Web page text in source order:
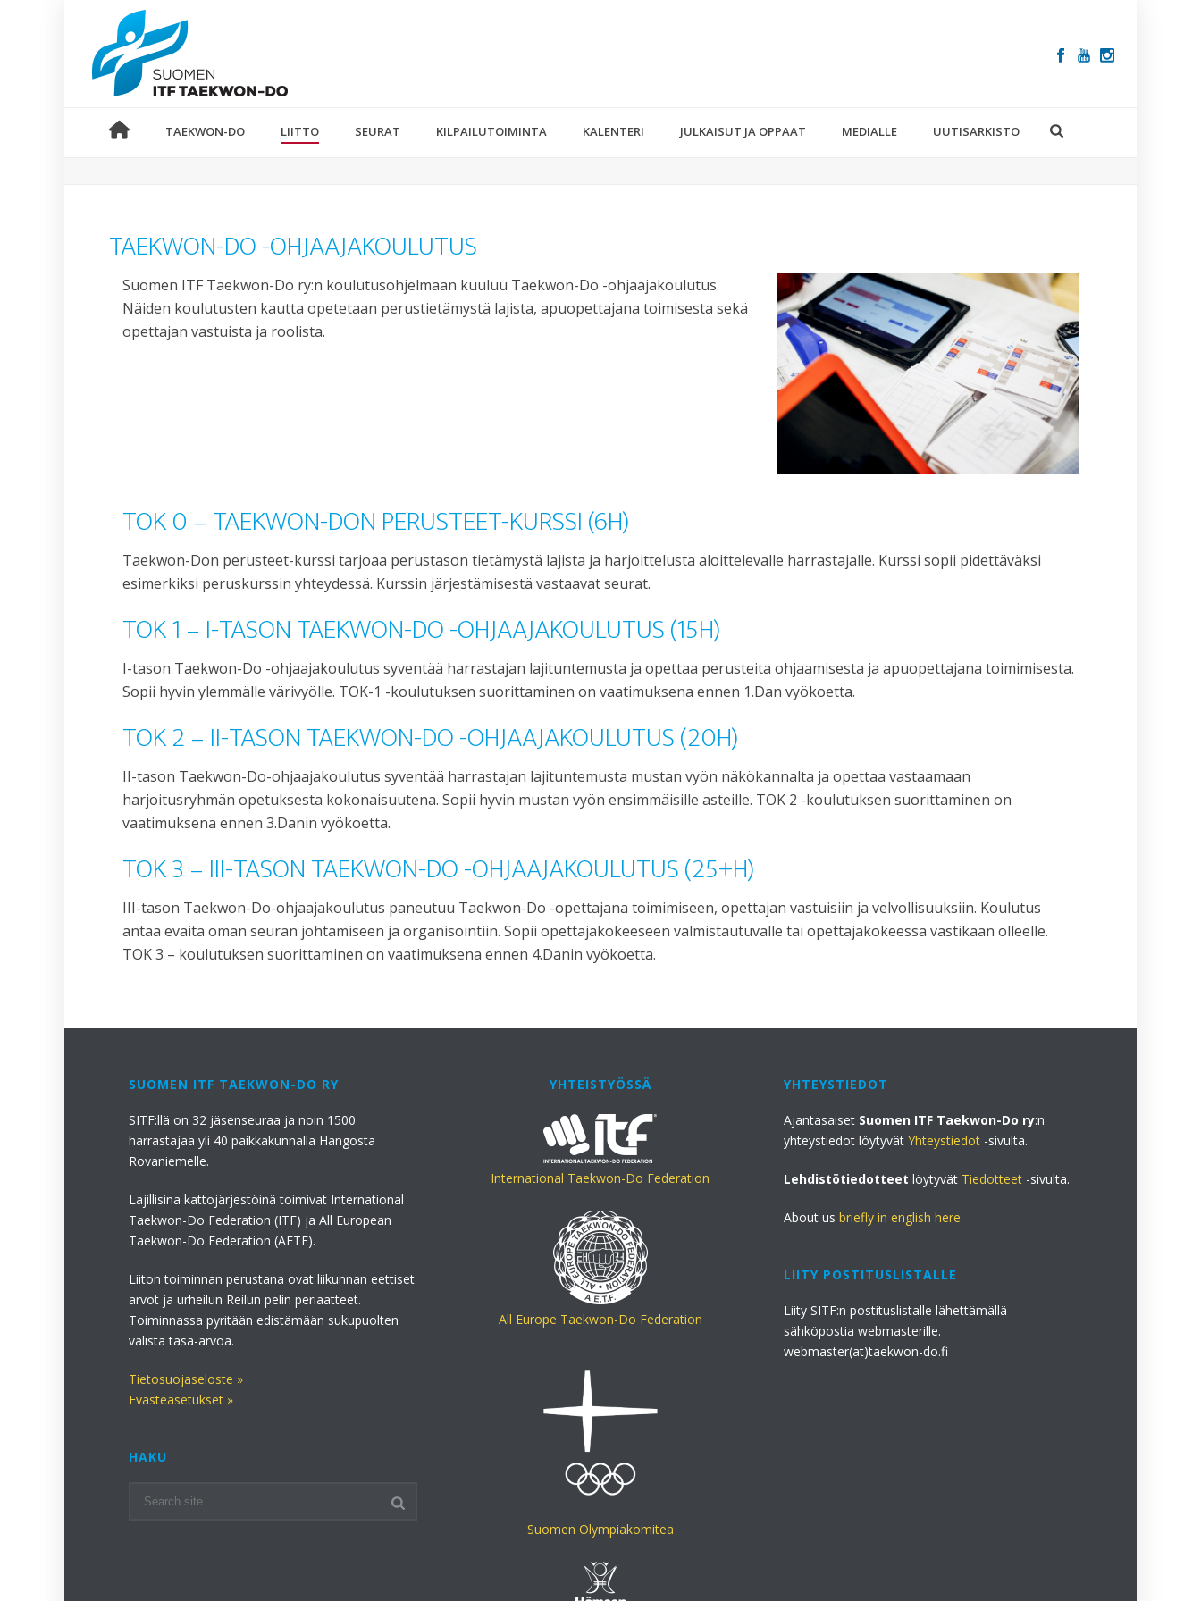
TAEKWON-DO LIITTO SEURAT KILPAILUTOIMINTA KALENTERI JULKAISUT JA OPPAAT MEDIALLE UUTISARKISTO
TAEKWON-DO -OHJAAJAKOULUTUS
Suomen ITF Taekwon-Do ry:n koulutusohjelmaan kuuluu Taekwon-Do -ohjaajakoulutus.
Näiden koulutusten kautta opetetaan perustietämystä lajista, apuopettajana toimisesta sekä
opettajan vastuista ja roolista.
TOK 0 – TAEKWON-DON PERUSTEET-KURSSI (6H)
Taekwon-Don perusteet-kurssi tarjoaa perustason tietämystä lajista ja harjoittelusta aloittelevalle harrastajalle. Kurssi sopii pidettäväksi
esimerkiksi peruskurssin yhteydessä. Kurssin järjestämisestä vastaavat seurat.
TOK 1 – I-TASON TAEKWON-DO -OHJAAJAKOULUTUS (15H)
I-tason Taekwon-Do -ohjaajakoulutus syventää harrastajan lajituntemusta ja opettaa perusteita ohjaamisesta ja apuopettajana toimimisesta.
Sopii hyvin ylemmälle värivyölle. TOK-1 -koulutuksen suorittaminen on vaatimuksena ennen 1.Dan vyökoetta.
TOK 2 – II-TASON TAEKWON-DO -OHJAAJAKOULUTUS (20H)
II-tason Taekwon-Do-ohjaajakoulutus syventää harrastajan lajituntemusta mustan vyön näkökannalta ja opettaa vastaamaan
harjoitusryhmän opetuksesta kokonaisuutena. Sopii hyvin mustan vyön ensimmäisille asteille. TOK 2 -koulutuksen suorittaminen on
vaatimuksena ennen 3.Danin vyökoetta.
TOK 3 – III-TASON TAEKWON-DO -OHJAAJAKOULUTUS (25+H)
III-tason Taekwon-Do-ohjaajakoulutus paneutuu Taekwon-Do -opettajana toimimiseen, opettajan vastuisiin ja velvollisuuksiin. Koulutus
antaa eväitä oman seuran johtamiseen ja organisointiin. Sopii opettajakokeeseen valmistautuvalle tai opettajakokeessa vastikään olleelle.
TOK 3 – koulutuksen suorittaminen on vaatimuksena ennen 4.Danin vyökoetta.
SUOMEN ITF TAEKWON-DO RY
SITF:llä on 32 jäsenseuraa ja noin 1500
harrastajaa yli 40 paikkakunnalla Hangosta
Rovaniemelle.
Lajillisina kattojärjestöinä toimivat International
Taekwon-Do Federation (ITF) ja All European
Taekwon-Do Federation (AETF).
Liiton toiminnan perustana ovat liikunnan eettiset
arvot ja urheilun Reilun pelin periaatteet.
Toiminnassa pyritään edistämään sukupuolten
välistä tasa-arvoa.
Tietosuojaseloste »
Evästeasetukset »
HAKU
YHTEISTYÖSSÄ
International Taekwon-Do Federation
All Europe Taekwon-Do Federation
Suomen Olympiakomitea
YHTEYSTIEDOT
Ajantasaiset Suomen ITF Taekwon-Do ry:n
yhteystiedot löytyvätYhteystiedot -sivulta.
Lehdistötiedotteet löytyvät Tiedotteet -sivulta.
About usbriefly in english here
LIITY POSTITUSLISTALLE
Liity SITF:n postituslistalle lähettämällä
sähköpostia webmasterille.
webmaster(at)taekwon-do.fi